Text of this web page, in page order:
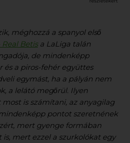
méghozzá a spanyol első
Real Betisa LaLiga talán
de mindenképp
és a piros-fehér együttes
egymást, ha a pályán nem
a lelátó megőrül. Ilyen
is számítani, az anyagilag
pontot szeretnének
mert gyenge formában
mert ezzel a szurkolókat egy